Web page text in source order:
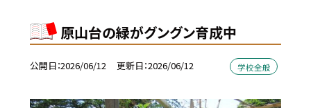
原山台の緑がグングン育成中
公開日 2026/06/12 更新日 2026/06/12 学校全般